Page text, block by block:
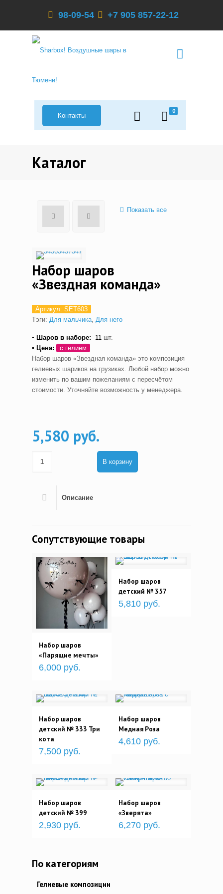
98-09-54 +7 905 857-22-12
0
Контакты
Каталог
Показать все
Набор шаров
«Звездная команда»
Артикул: SET603
Тэги: Для мальчика, Для него
▪ Шаров в наборе: 11 шт.
▪ Цена:
с гелием
Набор шаров «Звездная команда» это композиция
гелиевых шариков на грузиках. Любой набор можно
изменить по вашим пожеланиям с пересчётом
стоимости. Уточняйте возможность у менеджера.
5,580 руб.
В корзину
Описание
Сопутствующие товары
Набор шаров
«Парящие мечты»
6,000 руб.
Набор шаров
детский № 357
5,810 руб.
Набор шаров
детский № 333 Три
кота
7,500 руб.
Набор шаров
Медная Роза
4,610 руб.
Набор шаров
детский № 399
2,930 руб.
Набор шаров
«Зверята»
6,270 руб.
По категориям
Гелиевые композиции